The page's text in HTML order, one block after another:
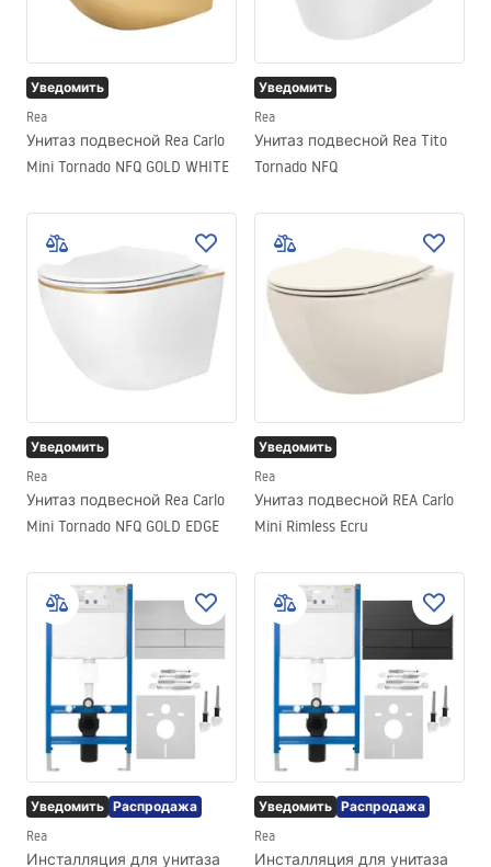
Уведомить
Rea
Унитаз подвесной Rea Carlo
Mini Tornado NFQ GOLD WHITE
Уведомить
Rea
Унитаз подвесной Rea Tito
Tornado NFQ
Уведомить
Rea
Унитаз подвесной Rea Carlo
Mini Tornado NFQ GOLD EDGE
Уведомить
Rea
Унитаз подвесной REA Carlo
Mini Rimless Ecru
Уведомить Распродажа
Rea
Инсталляция для унитаза
Уведомить Распродажа
Rea
Инсталляция для унитаза